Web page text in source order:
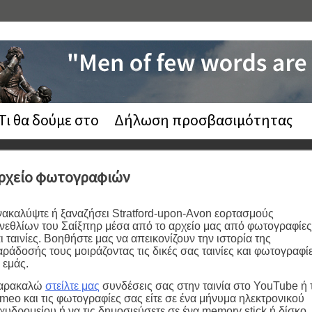
θα δούμε στο
Δήλωση προσβασιμότητας
φωτογραφιών
ή ξαναζήσει Stratford-upon-Avon εορτασμούς
του Σαίξπηρ μέσα από το αρχείο μας από φωτογραφίες
ταινίες. Βοηθήστε μας να απεικονίζουν την ιστορία της
τους μοιράζοντας τις δικές σας ταινίες και
εμάς.
στείλτε μας συνδέσεις σας στην ταινία στο YouTube ή
και τις φωτογραφίες σας είτε σε ένα μήνυμα ηλεκτρονικού